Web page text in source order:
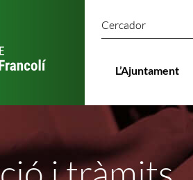
Cercador
L’Ajuntament